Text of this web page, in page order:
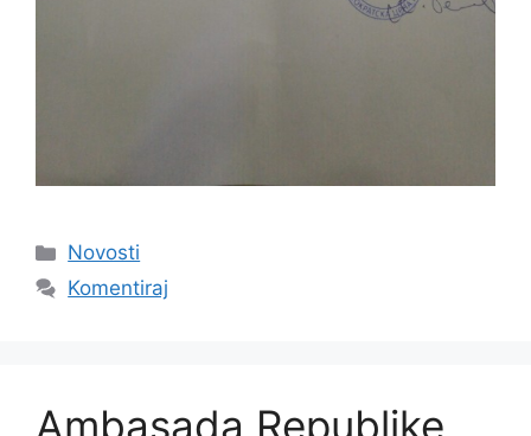
Kategorije
Novosti
Komentiraj
Ambasada Republike